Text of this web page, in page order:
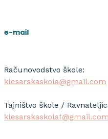
e-mail
Računovodstvo škole:
klesarskaskola@gmail.com
Tajništvo škole /
klesarskaskola1@gmail.com